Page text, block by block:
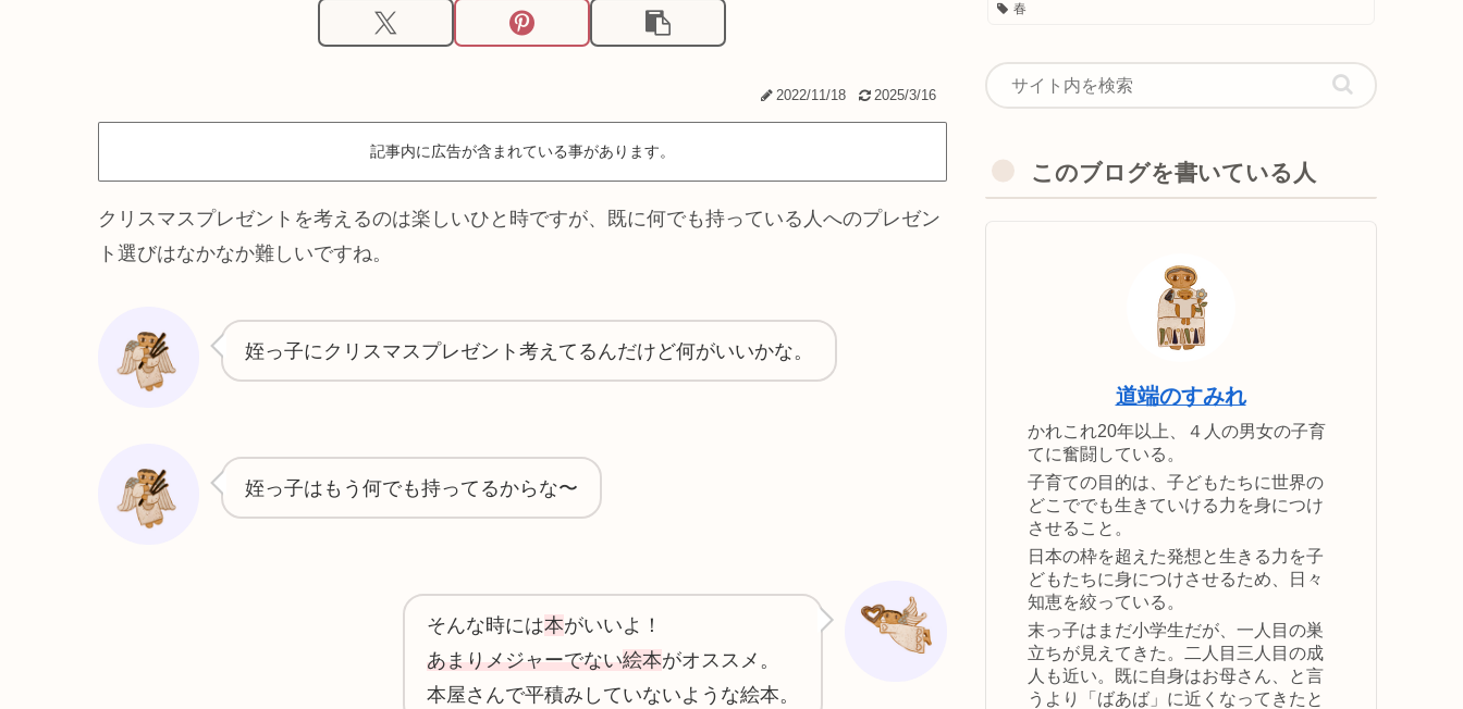
2022/11/18 2025/3/16
記事内に広告が含まれている事があります。
クリスマスプレゼントを考えるのは楽しいひと時ですが、既に何でも持っている人へのプレゼン
ト選びはなかなか難しいですね。
姪っ子にクリスマスプレゼント考えてるんだけど何がいいかな。
姪っ子はもう何でも持ってるからな〜
そんな時には本がいいよ！
あまりメジャーでない絵本がオススメ。
本屋さんで平積みしていないような絵本。
春
このブログを書いている人
道端のすみれ
かれこれ20年以上、４人の男女の子育
てに奮闘している。
子育ての目的は、子どもたちに世界の
どこででも生きていける力を身につけ
させること。
日本の枠を超えた発想と生きる力を子
どもたちに身につけさせるため、日々
知恵を絞っている。
末っ子はまだ小学生だが、一人目の巣
立ちが見えてきた。二人目三人目の成
人も近い。既に自身はお母さん、と言
うより「ばあば」に近くなってきたと